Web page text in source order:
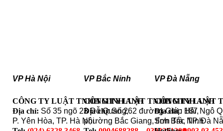
VP Hà Nội
CÔNG TY LUẬT TNHH MINH ANH
Địa chỉ: Số 35 ngõ 23 Đỗ Quang,
P. Yên Hòa, TP. Hà Nội
VP Bắc Ninh
CÔNG TY LUẬT TNHH MINH ANH
Địa chỉ: Số 262 đường Giáp Hải,
phường Bắc Giang, tỉnh Bắc Ninh
VP Đà Nẵng
CÔNG TY LUẬT
Địa chỉ: 187 Ngô
Sơn Trà, TP. Đà